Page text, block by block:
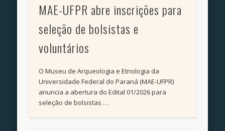
MAE-UFPR abre inscrições para
seleção de bolsistas e
voluntários
O Museu de Arqueologia e Etnologia da
Universidade Federal do Paraná (MAE-UFPR)
anuncia a abertura do Edital 01/2026 para
seleção de bolsistas …